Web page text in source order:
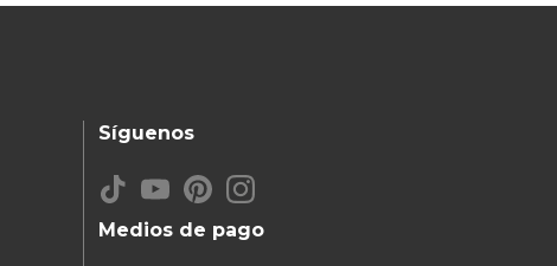
Medios de pago
Síguenos